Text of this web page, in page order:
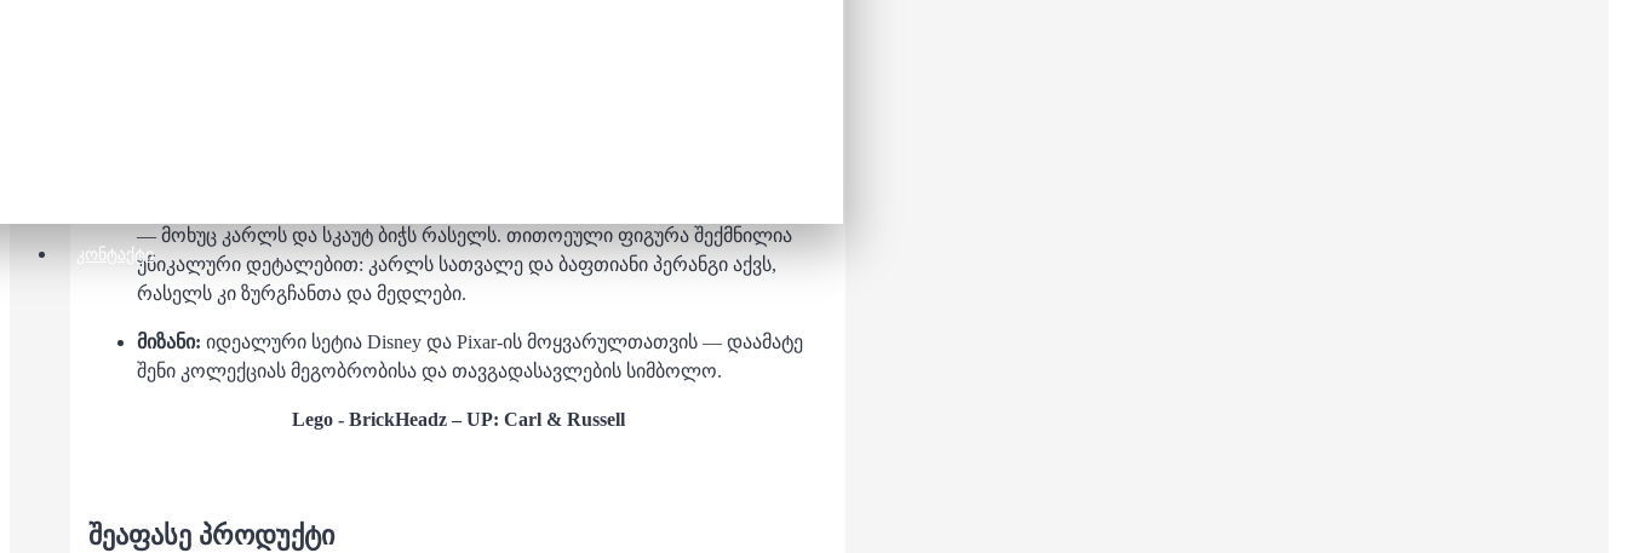
ᲙᲝᲜᲢᲐᲥᲢᲘ
— მოხუც კარლს და სკაუტ ბიჭს რასელს. თითოეული ფიგურა შექმნილია
უნიკალური დეტალებით: კარლს სათვალე და ბაფთიანი პერანგი აქვს,
რასელს კი ზურგჩანთა და მედლები.
მიზანი: იდეალური სეტია Disney და Pixar-ის მოყვარულთათვის — დაამატე
შენი კოლექციას მეგობრობისა და თავგადასავლების სიმბოლო.
Lego - BrickHeadz – UP: Carl & Russell
ᲨᲔᲐᲤᲐᲡᲔ ᲞᲠᲝᲓᲣᲥᲢᲘ